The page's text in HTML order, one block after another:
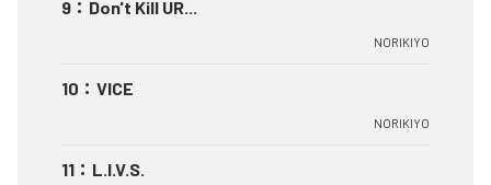
9 ： Don't Kill UR...
NORIKIYO
10 ： VICE
NORIKIYO
11 ： L.I.V.S.